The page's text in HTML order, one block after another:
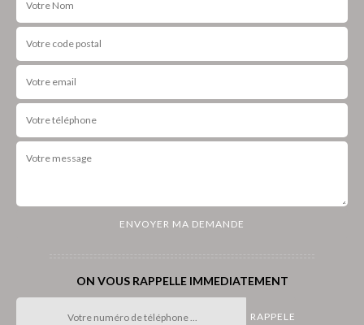
ON VOUS RAPPELLE IMMEDIATEMENT